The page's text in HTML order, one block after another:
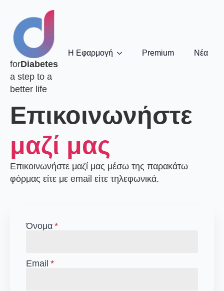
forDiabetes
a step to a
better life
Η Εφαρμογή Premium Νέα
Επικοινωνήστε
μαζί μας
Επικοινωνήστε μαζί μας μέσω της παρακάτω
φόρμας είτε με email είτε τηλεφωνικά.
Όνομα *
Email *